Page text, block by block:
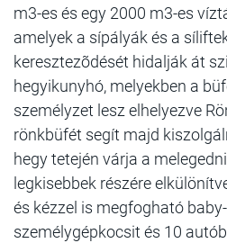
m3-es és egy 2000 m3-es
amelyek a sípályák és a
keresztezõdését hidalják át
hegyikunyhó, melyekben a
személyzet lesz elhelyezve
rönkbüfét segít majd
hegy tetején várja a
legkisebbek részére
és kézzel is megfogható
személygépkocsit és 10